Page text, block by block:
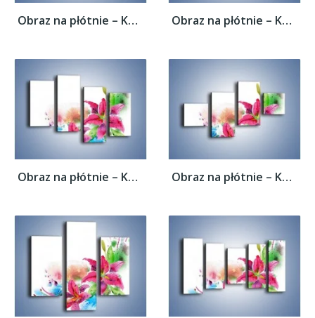
Obraz na płótnie – Kwiaty jak z bajki –... Obraz na płótnie – Kwiaty jak z bajki –...
Obraz na płótnie – Kwiaty jak z bajki –... Obraz na płótnie – Kwiaty jak z bajki –...